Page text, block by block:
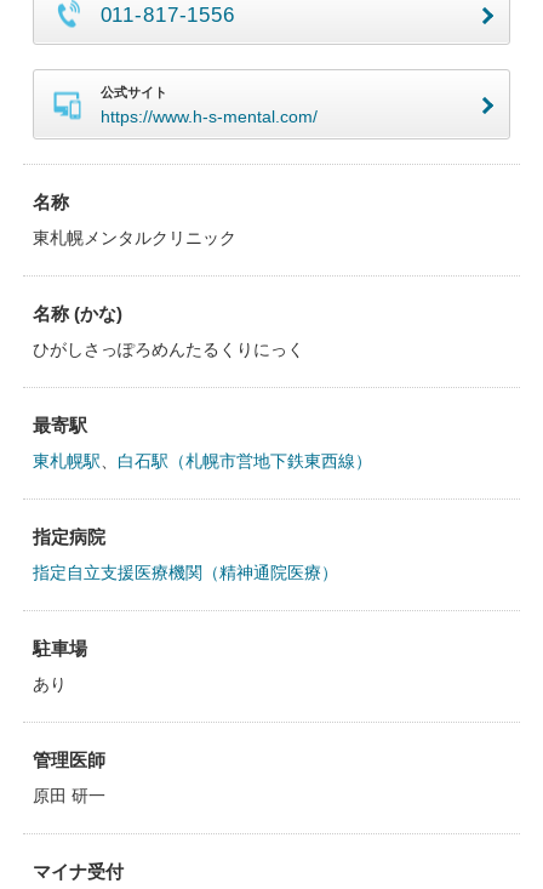
011-817-1556
公式サイト
https://www.h-s-mental.com/
名称
東札幌メンタルクリニック
名称 (かな)
ひがしさっぽろめんたるくりにっく
最寄駅
東札幌駅 白石駅（札幌市営地下鉄東西線）
指定病院
指定自立支援医療機関（精神通院医療）
駐車場
あり
管理医師
原田 研一
マイナ受付